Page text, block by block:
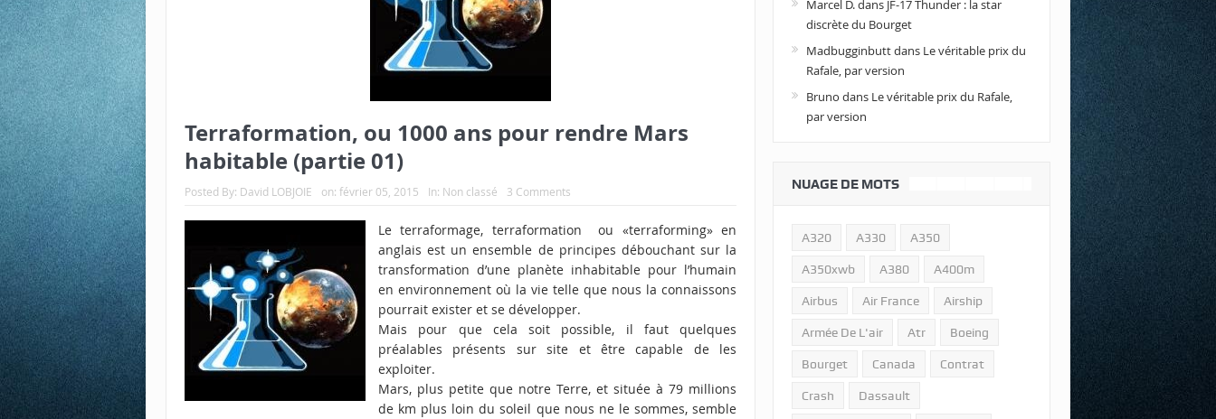
Terraformation, ou 1000 ans pour rendre Mars
habitable (partie 01)
Posted By: David LOBJOIE on: février 05, 2015 In: Non classé 3 Comments
Le terraformage, terraformation ou «terraforming» en
anglais est un ensemble de principes débouchant sur la
transformation d’une planète inhabitable pour l’humain
en environnement où la vie telle que nous la connaissons
pourrait exister et se développer.
Mais pour que cela soit possible, il faut quelques
préalables présents sur site et être capable de les
exploiter.
Mars, plus petite que notre Terre, et située à 79 millions
de km plus loin du soleil que nous ne le sommes, semble
Marcel D.dans JF-17 Thunder : la star
discrète du Bourget
Madbugginbuttdans Le véritable prix du
Rafale, par version
Bruno dans Le véritable prix du Rafale,
par version
NUAGE DE MOTS
A320 A330 A350
A350xwb A380 A400m
Airbus Air France Airship
Armée De L'air Atr Boeing
Bourget Canada Contrat
Crash Dassault